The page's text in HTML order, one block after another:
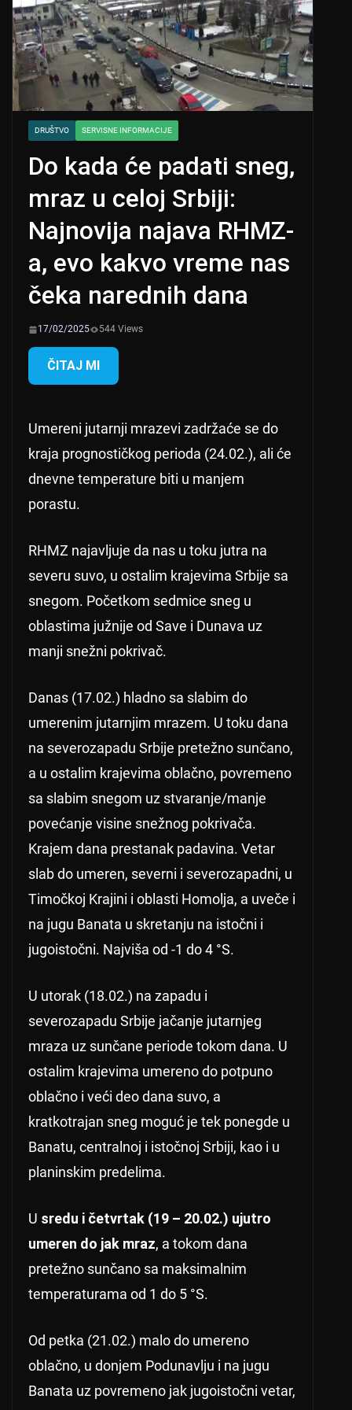
DRUŠTVO SERVISNE INFORMACIJE
Do kada će padati sneg,
mraz u celoj Srbiji:
Najnovija najava RHMZ-
a, evo kakvo vreme nas
čeka narednih dana
17/02/2025 544 Views
ČITAJ MI
Umereni jutarnji mrazevi zadržaće se do
kraja prognostičkog perioda (24.02.), ali će
dnevne temperature biti u manjem
porastu.
RHMZ najavljuje da nas u toku jutra na
severu suvo, u ostalim krajevima Srbije sa
snegom. Početkom sedmice sneg u
oblastima južnije od Save i Dunava uz
manji snežni pokrivač.
Danas (17.02.) hladno sa slabim do
umerenim jutarnjim mrazem. U toku dana
na severozapadu Srbije pretežno sunčano,
a u ostalim krajevima oblačno, povremeno
sa slabim snegom uz stvaranje/manje
povećanje visine snežnog pokrivača.
Krajem dana prestanak padavina. Vetar
slab do umeren, severni i severozapadni, u
Timočkoj Krajini i oblasti Homolja, a uveče i
na jugu Banata u skretanju na istočni i
jugoistočni. Najviša od -1 do 4 °S.
U utorak (18.02.) na zapadu i
severozapadu Srbije jačanje jutarnjeg
mraza uz sunčane periode tokom dana. U
ostalim krajevima umereno do potpuno
oblačno i veći deo dana suvo, a
kratkotrajan sneg moguć je tek ponegde u
Banatu, centralnoj i istočnoj Srbiji, kao i u
planinskim predelima.
U sredu i četvrtak (19 – 20.02.) ujutro
umeren do jak mraz, a tokom dana
pretežno sunčano sa maksimalnim
temperaturama od 1 do 5 °S.
Od petka (21.02.) malo do umereno
oblačno, u donjem Podunavlju i na jugu
Banata uz povremeno jak jugoistočni vetar,